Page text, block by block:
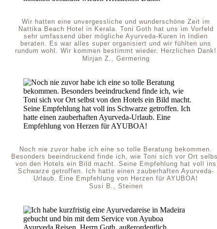
Wir hatten eine unvergessliche und wunderschöne Zeit im
Nattika Beach Hotel in Kerala. Toni Goth hat uns im Vorfeld
sehr umfassend über mögliche Ayurveda-Kuren in Indien
beraten. Es war alles super organisiert und wir fühlten uns
rundum wohl. Wir kommen bestimmt wieder. Herzlichen Dank!
Mirjan Z., Germering
Noch nie zuvor habe ich eine so tolle Beratung bekommen.
Besonders beeindruckend finde ich, wie Toni sich vor Ort
von den Hotels ein Bild macht. Seine Empfehlung hat voll ins
Schwarze getroffen. Ich hatte einen zauberhaften Ayurveda-
Urlaub. Eine Empfehlung von Herzen für AYUBOA!
Susi B., Steinen